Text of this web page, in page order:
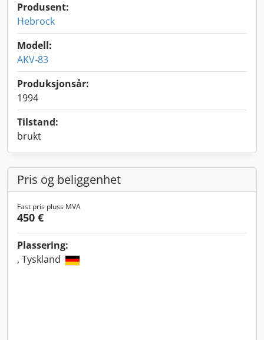
Produsent:
Hebrock
Modell:
AKV-83
Produksjonsår:
1994
Tilstand:
brukt
Pris og beliggenhet
Fast pris pluss MVA
450 €
Plassering:
, Tyskland